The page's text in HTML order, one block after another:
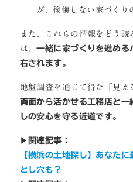
が、後悔しない家づくり
また、これらの情報をどう
は、一緒に家づくりを進める
右されます。
地盤調査を通じて得た「見え
両面から活かせる工務店と一
しの安心を守る近道です。
▶ 関連記事：
【横浜の土地探し】あなた
とし穴も？